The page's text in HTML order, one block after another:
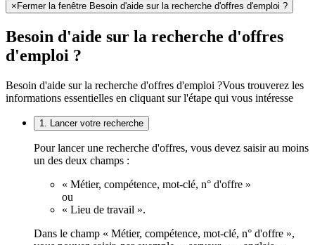
× Fermer la fenêtre Besoin d'aide sur la recherche d'offres d'emploi ?
Besoin d'aide sur la recherche d'offres
d'emploi ?
Besoin d'aide sur la recherche d'offres d'emploi ?Vous trouverez les
informations essentielles en cliquant sur l'étape qui vous intéresse
1. Lancer votre recherche
Pour lancer une recherche d'offres, vous devez saisir au moins
un des deux champs :
« Métier, compétence, mot-clé, n° d'offre »
ou
« Lieu de travail ».
Dans le champ « Métier, compétence, mot-clé, n° d'offre »,